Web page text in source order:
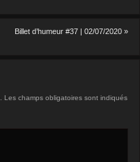
Billet d’humeur #37 | 02/07/2020 »
Les champs obligatoires sont indiqués